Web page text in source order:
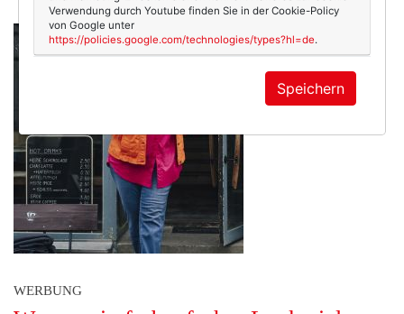
WERBUNG
Verwendung durch Youtube finden Sie in der Cookie-Policy
von Google unter
https://policies.google.com/technologies/types?hl=de.
Speichern